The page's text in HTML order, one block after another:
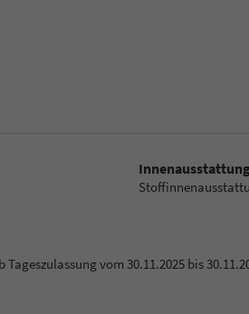
Innenausstattung
vom 30.11.2025 bis